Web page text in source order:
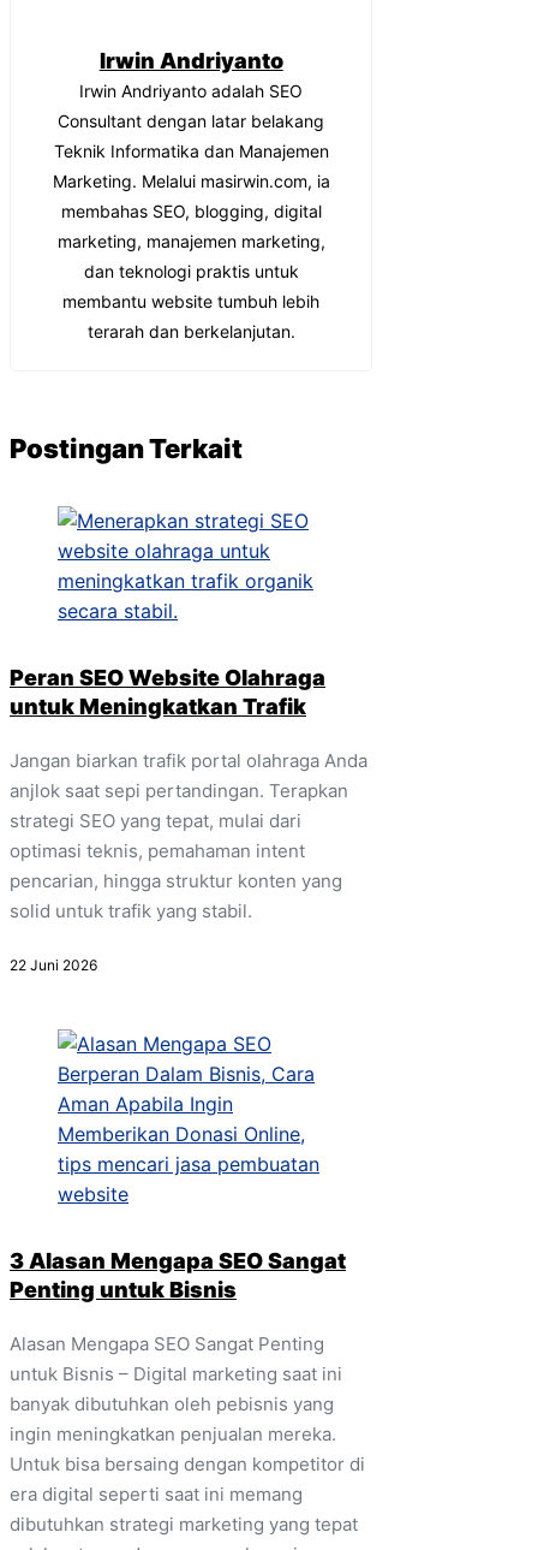
Irwin Andriyanto
Irwin Andriyanto adalah SEO
Consultant dengan latar belakang
Teknik Informatika dan Manajemen
Marketing. Melalui masirwin.com, ia
membahas SEO, blogging, digital
marketing, manajemen marketing,
dan teknologi praktis untuk
membantu website tumbuh lebih
terarah dan berkelanjutan.
Postingan Terkait
Peran SEO Website Olahraga
untuk Meningkatkan Trafik
Jangan biarkan trafik portal olahraga Anda
anjlok saat sepi pertandingan. Terapkan
strategi SEO yang tepat, mulai dari
optimasi teknis, pemahaman intent
pencarian, hingga struktur konten yang
solid untuk trafik yang stabil.
22 Juni 2026
3 Alasan Mengapa SEO Sangat
Penting untuk Bisnis
Alasan Mengapa SEO Sangat Penting
untuk Bisnis – Digital marketing saat ini
banyak dibutuhkan oleh pebisnis yang
ingin meningkatkan penjualan mereka.
Untuk bisa bersaing dengan kompetitor di
era digital seperti saat ini memang
dibutuhkan strategi marketing yang tepat